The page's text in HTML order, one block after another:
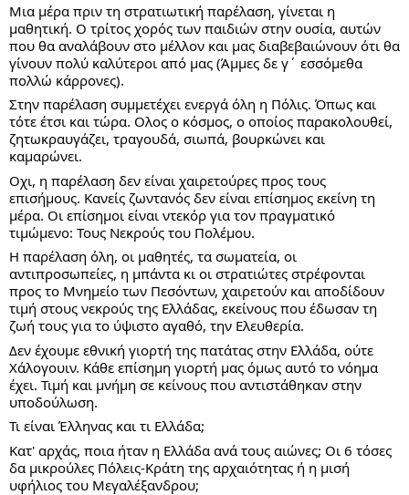
Μια μέρα πριν τη στρατιωτική παρέλαση, γίνεται η
μαθητική. Ο τρίτος χορός των παιδιών στην ουσία, αυτών
που θα αναλάβουν στο μέλλον και μας διαβεβαιώνουν ότι θα
γίνουν πολύ καλύτεροι από μας (Άμμες δε γ΄ εσσόμεθα
πολλώ κάρρονες).
Στην παρέλαση συμμετέχει ενεργά όλη η Πόλις. Όπως και
τότε έτσι και τώρα. Ολος ο κόσμος, ο οποίος παρακολουθεί,
ζητωκραυγάζει, τραγουδά, σιωπά, βουρκώνει και
καμαρώνει.
Οχι, η παρέλαση δεν είναι χαιρετούρες προς τους
επισήμους. Κανείς ζωντανός δεν είναι επίσημος εκείνη τη
μέρα. Οι επίσημοι είναι ντεκόρ για τον πραγματικό
τιμώμενο: Τους Νεκρούς του Πολέμου.
Η παρέλαση όλη, οι μαθητές, τα σωματεία, οι
αντιπροσωπείες, η μπάντα κι οι στρατιώτες στρέφονται
προς το Μνημείο των Πεσόντων, χαιρετούν και αποδίδουν
τιμή στους νεκρούς της Ελλάδας, εκείνους που έδωσαν τη
ζωή τους για το ύψιστο αγαθό, την Ελευθερία.
Δεν έχουμε εθνική γιορτή της πατάτας στην Ελλάδα, ούτε
Χάλογουιν. Κάθε επίσημη γιορτή μας όμως αυτό το νόημα
έχει. Τιμή και μνήμη σε κείνους που αντιστάθηκαν στην
υποδούλωση.
Τι είναι Έλληνας και τι Ελλάδα;
Κατ' αρχάς, ποια ήταν η Ελλάδα ανά τους αιώνες; Οι 6 τόσες
δα μικρούλες Πόλεις-Κράτη της αρχαιότητας ή η μισή
υφήλιος του Μεγαλέξανδρου;